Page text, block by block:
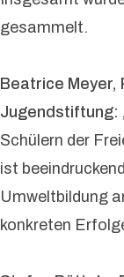
gesammelt.
Beatrice Meyer,
Jugendstiftung:
Schülern der
ist
Umweltbildung
konkreten